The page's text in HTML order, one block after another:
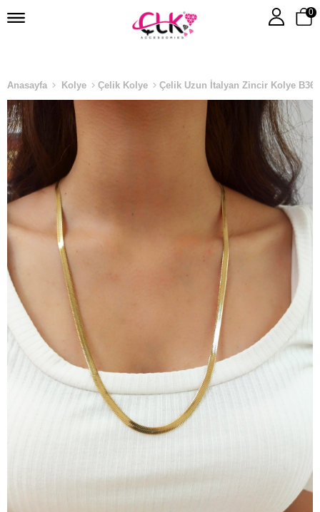
0
Anasayfa Kolye Çelik Kolye Çelik Uzun İtalyan Zincir Kolye